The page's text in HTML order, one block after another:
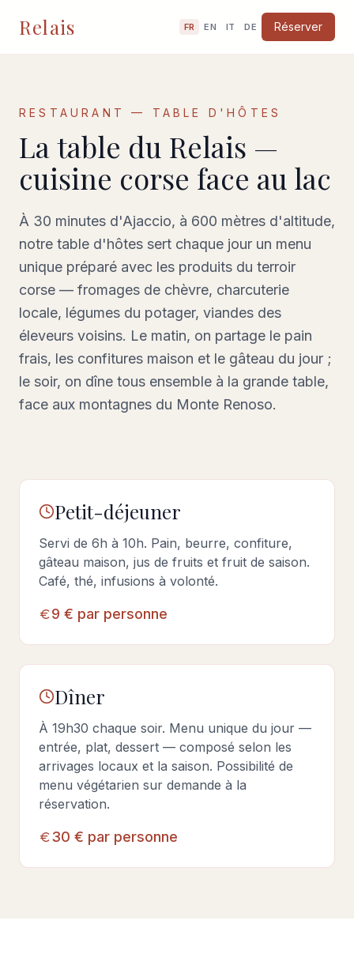
Relais FR EN IT DE Réserver
RESTAURANT — TABLE D'HÔTES
La table du Relais —
cuisine corse face au lac
À 30 minutes d'Ajaccio, à 600 mètres d'altitude,
notre table d'hôtes sert chaque jour un menu
unique préparé avec les produits du terroir
corse — fromages de chèvre, charcuterie
locale, légumes du potager, viandes des
éleveurs voisins. Le matin, on partage le pain
frais, les confitures maison et le gâteau du jour ;
le soir, on dîne tous ensemble à la grande table,
face aux montagnes du Monte Renoso.
Petit-déjeuner
Servi de 6h à 10h. Pain, beurre, confiture,
gâteau maison, jus de fruits et fruit de saison.
Café, thé, infusions à volonté.
9 € par personne
Dîner
À 19h30 chaque soir. Menu unique du jour —
entrée, plat, dessert — composé selon les
arrivages locaux et la saison. Possibilité de
menu végétarien sur demande à la
réservation.
30 € par personne